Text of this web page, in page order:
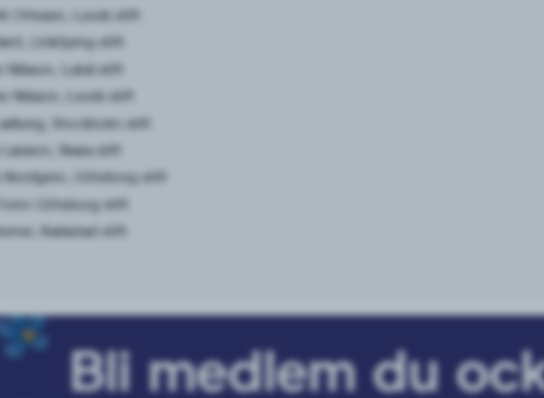
Ottesen, Lunds stift
Linköping stift
Nilsson, Luleå stift
Nilsson, Lunds stift
Stockholm stift
Larsson, Skara stift
Nordgren, Göteborg stift
Göteborg stift
Karlsstad stift
Bli medlem du